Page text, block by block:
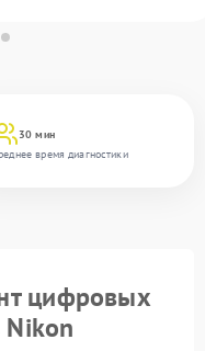
30 мин
время диагностики
цифровых
Nikon